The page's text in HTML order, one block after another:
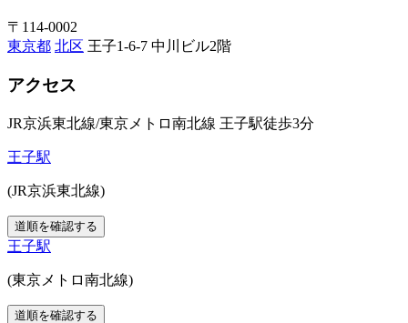
〒114-0002
東京都 北区 王子1-6-7 中川ビル2階
アクセス
JR京浜東北線/東京メトロ南北線 王子駅徒歩3分
王子駅
(JR京浜東北線)
道順を確認する
王子駅
(東京メトロ南北線)
道順を確認する